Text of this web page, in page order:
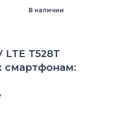
В наличии
LTE T528T
смартфонам: